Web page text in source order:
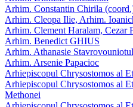
Arhim. Constantin Chirila
Arhim. Cleopa Ilie, Arhim.
Arhim. Clement Haralam, Cezar
Arhim. Benedict GHIUS
Arhim. Athanasie Stavrovouniotul
Arhim. Arsenie Papacioc
Arhiepiscopul Chrysostomos al
Arhiepiscopul Chrysostomos al
Methonei